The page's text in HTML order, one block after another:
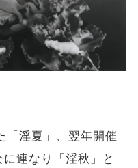
「淫夏」、翌年開催
連なり「淫秋」と